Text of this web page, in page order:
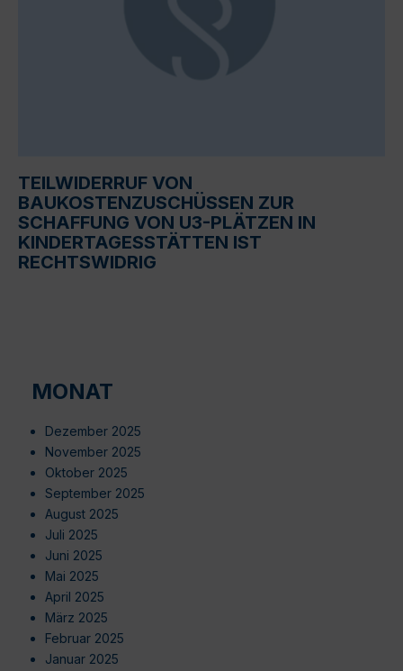
TEILWIDERRUF VON
BAUKOSTENZUSCHÜSSEN ZUR
SCHAFFUNG VON U3-PLÄTZEN IN
KINDERTAGESSTÄTTEN IST
RECHTSWIDRIG
MONAT
Dezember 2025
November 2025
Oktober 2025
September 2025
August 2025
Juli 2025
Juni 2025
Mai 2025
April 2025
März 2025
Februar 2025
Januar 2025